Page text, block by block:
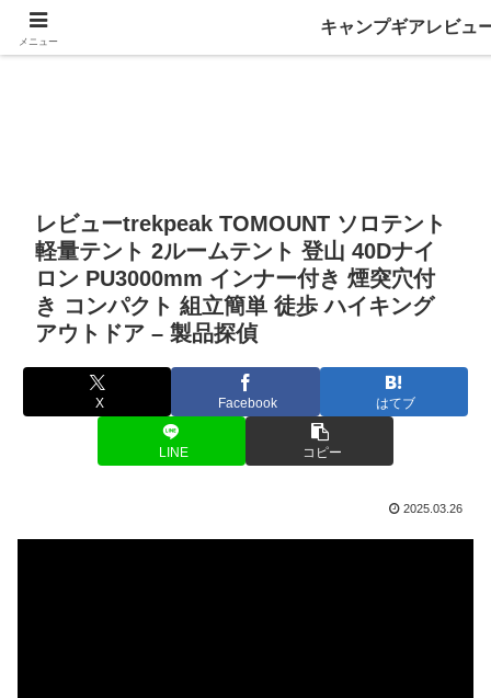
レビューtrekpeak TOMOUNT ソロテント
軽量テント 2ルームテント 登山 40Dナイ
ロン PU3000mm インナー付き 煙突穴付
き コンパクト 組立簡単 徒歩 ハイキング
アウトドア – 製品探偵
X Facebook はてブ
LINE コピー
2025.03.26
メニュー
キャンプギアレビュ